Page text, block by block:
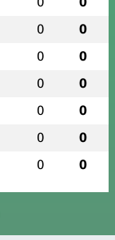
0 0
0 0
0 0
0 0
0 0
0 0